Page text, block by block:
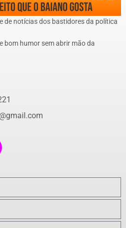
de notícias dos bastidores da política
bom humor sem abrir mão da